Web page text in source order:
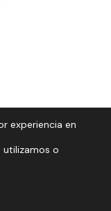
experiencia en
utilizamos o